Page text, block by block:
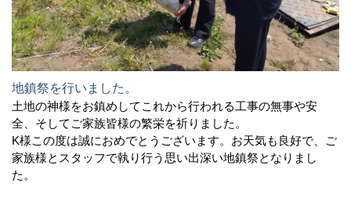
地鎮祭を行いました。
土地の神様をお鎮めしてこれから行われる工事の無事や安
全、そしてご家族皆様の繁栄を祈りました。
K様この度は誠におめでとうございます。お天気も良好で、ご
家族様とスタッフで執り行う思い出深い地鎮祭となりまし
た。